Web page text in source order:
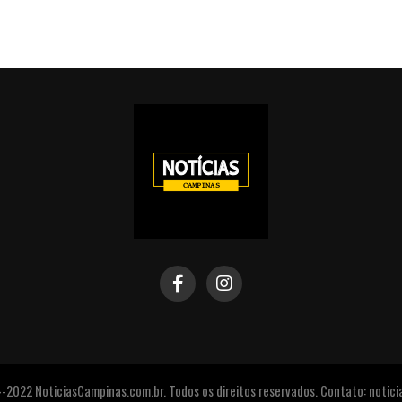
NoticiasCampinas.com.br. Todos os direitos reservados. Contato: